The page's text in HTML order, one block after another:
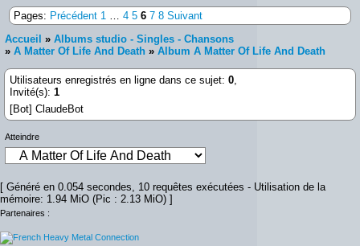
Pages: Précédent 1 4 5 6 7 8 Suivant
Accueil » Albums studio - Singles - Chansons
» A Matter Of Life And Death » Album A Matter Of Life And Death
Utilisateurs enregistrés en ligne dans ce sujet: 0
Invité(s): 1
[Bot] ClaudeBot
Atteindre
[ Généré en 0.054 secondes, 10 requêtes exécutées - Utilisation de la
mémoire: 1.94 MiO (Pic : 2.13 MiO) ]
Partenaires :